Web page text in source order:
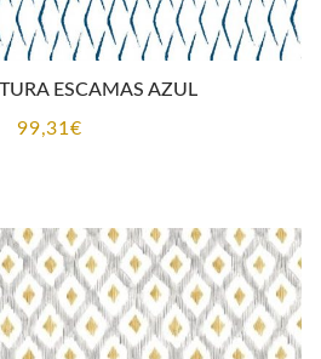
ESCAMAS AZUL
99,31€